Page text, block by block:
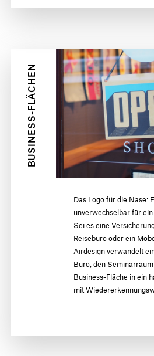
BUSINESS-FLÄCHEN
Das Logo für die Nase:
unverwechselbar für
Sei es eine
Reisebüro oder ein
Airdesign verwandelt
Büro, den
Business-Fläche in ein
mit